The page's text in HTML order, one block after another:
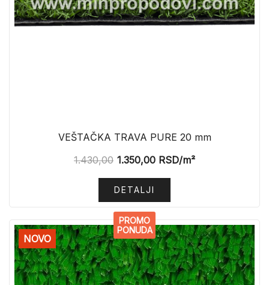
VEŠTAČKA TRAVA PURE 20 mm
1.430,00 1.350,00 RSD/m²
DETALJI
NOVO
PROMO
PONUDA